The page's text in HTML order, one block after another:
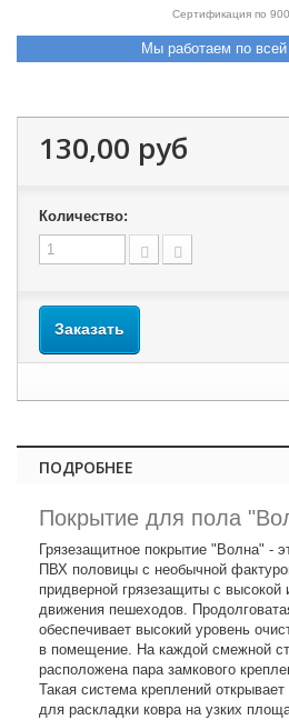
Сертификация по
Мы работаем по
130,00 руб
Количество:
Заказать
ПОДРОБНЕЕ
Покрытие для пола
Грязезащитное покрытие "Волна" -
ПВХ половицы с необычной
придверной грязезащиты с высокой
движения пешеходов.
обеспечивает высокий уровень
в помещение. На каждой смежной
расположена пара замкового
Такая система креплений
для раскладки ковра на узких